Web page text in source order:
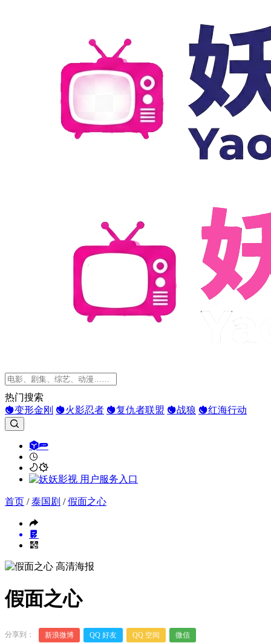
热门搜索
变形金刚
火影忍者 复仇者联盟 战狼 红海行动
首页 /泰国剧 /假面之心
假面之心
分享到： 新浪微博 QQ 好友 QQ 空间 微信